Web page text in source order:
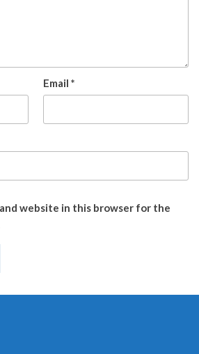
Email *
and website in this browser for the